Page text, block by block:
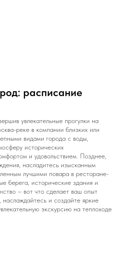
расписание
увлекательные прогулки на
реке в компании близких или
видами города с воды,
исторических
и удовольствием. Позднее,
насладитесь изысканным
лучшими повара в ресторане-
берега, исторические здания и
– вот что сделает ваш опыт
и создайте яркие
экскурсию на теплоходе